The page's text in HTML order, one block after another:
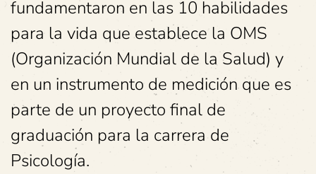
fundamentaron en las 10 habilidades
para la vida que establece la OMS
(Organización Mundial de la Salud) y
en un instrumento de medición que es
parte de un proyecto final de
graduación para la carrera de
Psicología.